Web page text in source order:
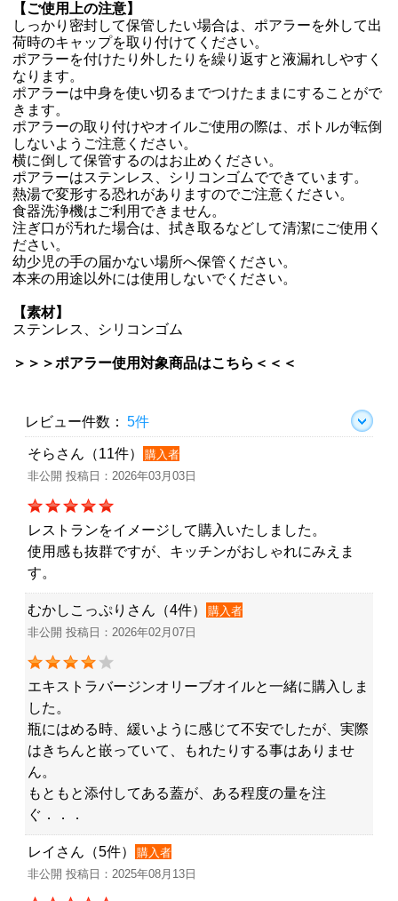
【ご使用上の注意】
しっかり密封して保管したい場合は、ポアラーを外して出
荷時のキャップを取り付けてください。
ポアラーを付けたり外したりを繰り返すと液漏れしやすく
なります。
ポアラーは中身を使い切るまでつけたままにすることがで
きます。
ポアラーの取り付けやオイルご使用の際は、ボトルが転倒
しないようご注意ください。
横に倒して保管するのはお止めください。
ポアラーはステンレス、シリコンゴムでできています。
熱湯で変形する恐れがありますのでご注意ください。
食器洗浄機はご利用できません。
注ぎ口が汚れた場合は、拭き取るなどして清潔にご使用く
ださい。
幼少児の手の届かない場所へ保管ください。
本来の用途以外には使用しないでください。
【素材】
ステンレス、シリコンゴム
＞＞＞ポアラー使用対象商品はこちら＜＜＜
レビュー件数： 5件
そらさん（11件）
購入者
非公開 投稿日：2026年03月03日
レストランをイメージして購入いたしました。
使用感も抜群ですが、キッチンがおしゃれにみえま
す。
むかしこっぷりさん（4件）
購入者
非公開 投稿日：2026年02月07日
エキストラバージンオリーブオイルと一緒に購入しま
した。
瓶にはめる時、緩いように感じて不安でしたが、実際
はきちんと嵌っていて、もれたりする事はありませ
ん。
もともと添付してある蓋が、ある程度の量を注
ぐ．．．
レイさん（5件）
購入者
非公開 投稿日：2025年08月13日